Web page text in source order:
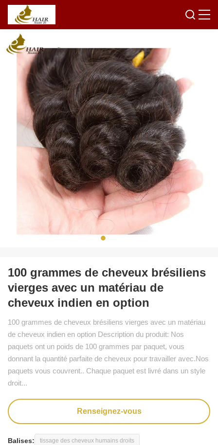
100 grammes de cheveux brésiliens
vierges avec un matériau de
cheveux indien en option
100 grammes de cheveux brésiliens vierges avec un matériau
de cheveux indien en option Description du produit: Nos
paquets ont un poids de 100 grammes par paquet, vous
donnant la quantité parfaite de cheveux pour travailler avec.Nos
paquets vous couvrent.. Chaque paquet est livré dans un style
droit...
Renseignez-vous
Balises:
tissage des cheveux humains droits